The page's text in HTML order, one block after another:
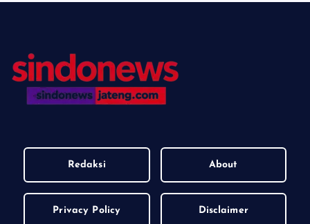
Redaksi About
Privacy Policy Disclaimer